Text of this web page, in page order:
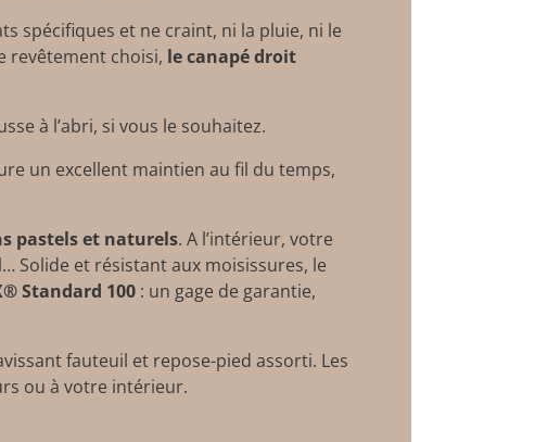
spécifiques et ne craint, ni la pluie, ni le
revêtement choisi, le canapé droit
à l’abri, si vous le souhaitez.
un excellent maintien au fil du temps,
pastels et naturels. A l’intérieur, votre
Solide et résistant aux moisissures, le
Standard 100 : un gage de garantie,
fauteuil et repose-pied assorti. Les
ou à votre intérieur.